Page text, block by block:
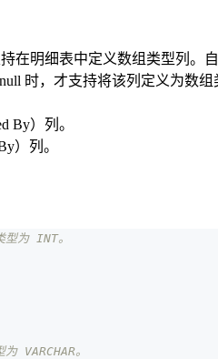
持在明细表中定义数组类型列
时，才支持将该列定义为数组
By）列。
）列。
为 INT。
VARCHAR。